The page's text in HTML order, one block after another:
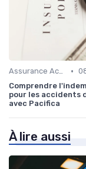
Assurance Accident •
Comprendre
pour les accidents
avec Pacifica
À lire aussi